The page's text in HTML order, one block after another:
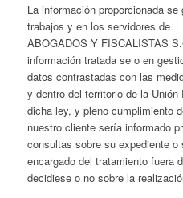
La información proporcionada
trabajos y en los servidores de
ABOGADOS Y FISCALISTAS
información tratada se o en
datos contrastadas con las
y dentro del territorio de la
dicha ley, y pleno cumplimiento
nuestro cliente sería informado
consultas sobre su expediente
encargado del tratamiento fuera
decidiese o no sobre la